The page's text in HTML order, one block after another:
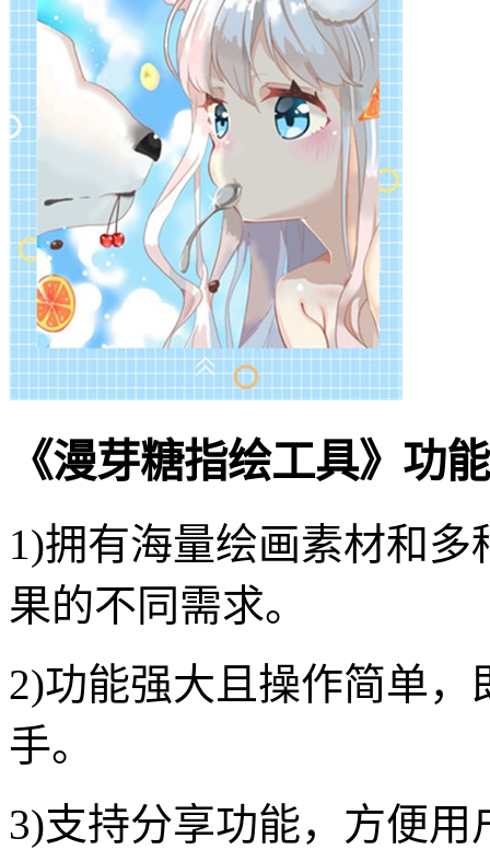
《漫芽糖指绘工具》功
1)拥有海量绘画素材和
果的不同需求。
2)功能强大且操作简单
手。
3)支持分享功能，方便